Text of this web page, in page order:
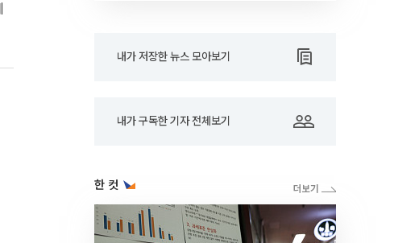
내가 저장한 뉴스 모아보기
내가 구독한 기자 전체보기
한 컷